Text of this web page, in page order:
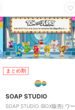
まとめ割
SOAP STUDIO
SOAP STUDIO (BOX販売) ワー